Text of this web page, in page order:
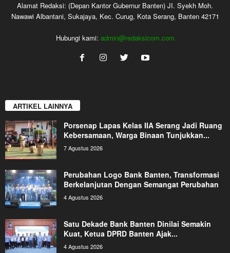
Alamat Redaksi: (Depan Kantor Gubernur Banten) JI. Syekh Moh.
Nawawi Albantani, Sukajaya, Kec. Curug, Kota Serang, Banten 42171
Hubungi kami: admin@redaksicom.com
ARTIKEL LAINNYA
Porsenap Lapas Kelas IIA Serang Jadi Ruang
Kebersamaan, Warga Binaan Tunjukkan...
7 Agustus 2026
Perubahan Logo Bank Banten, Transformasi
Berkelanjutan Dengan Semangat Perubahan
4 Agustus 2026
Satu Dekade Bank Banten Dinilai Semakin
Kuat, Ketua DPRD Banten Ajak...
4 Agustus 2026